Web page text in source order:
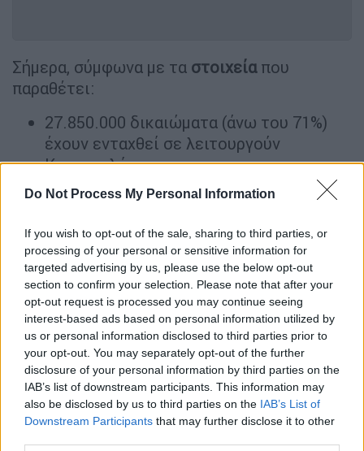
Do Not Process My Personal Information
If you wish to opt-out of the sale, sharing to third parties, or
processing of your personal or sensitive information for
targeted advertising by us, please use the below opt-out
section to confirm your selection. Please note that after your
opt-out request is processed you may continue seeing
interest-based ads based on personal information utilized by
us or personal information disclosed to third parties prior to
your opt-out. You may separately opt-out of the further
disclosure of your personal information by third parties on the
IAB’s list of downstream participants. This information may
also be disclosed by us to third parties on the IAB’s List of
Downstream Participants that may further disclose it to other
Σήμερα, σύμφωνα με τα στοιχείαπου
παραθέτει:
27.850.000 δικαιώματα (άνω του 71%)
έχουν ενταχθεί σε λειτουργούν
Κτηματολόγιο
10.820.000 δικαιώματα (περίπου 28%)
βρίσκονται σε φάση ανάρτησης
600.000.000 σελίδες έχουν ήδη
ψηφιοποιηθεί από τα πρώην
υποθηκοφυλακεία
310.000 εγγραπτέες πράξεις έχουν
επεξεργαστεί με τεχνολογίες τεχνητής
νοημοσύνης
Πάνω από 1.000.000 ψηφιακές
συναλλαγές έχουν πραγματοποιηθεί
συνολικά
Το 2025 υποβλήθηκαν 560.000 ψηφιακές